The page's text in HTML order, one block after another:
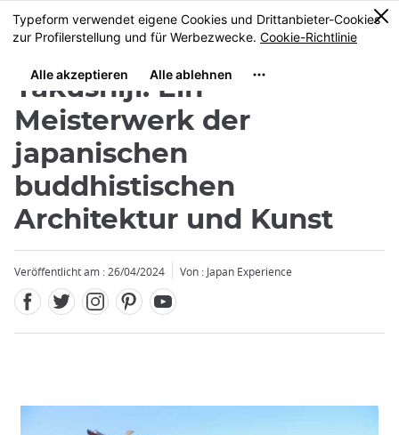
Größe
MENU
0
Yakushiji: Ein
Meisterwerk der
japanischen
buddhistischen
Architektur und Kunst
Veröffentlicht am : 26/04/2024 Von : Japan Experience